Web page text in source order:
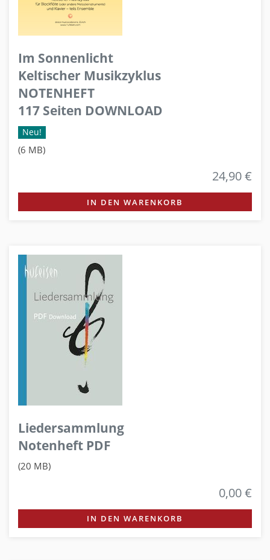
Im Sonnenlicht
Keltischer Musikzyklus
NOTENHEFT
117 Seiten DOWNLOAD
Neu!
(6 MB)
24,90 €
IN DEN WARENKORB
Liedersammlung
Notenheft PDF
(20 MB)
0,00 €
IN DEN WARENKORB